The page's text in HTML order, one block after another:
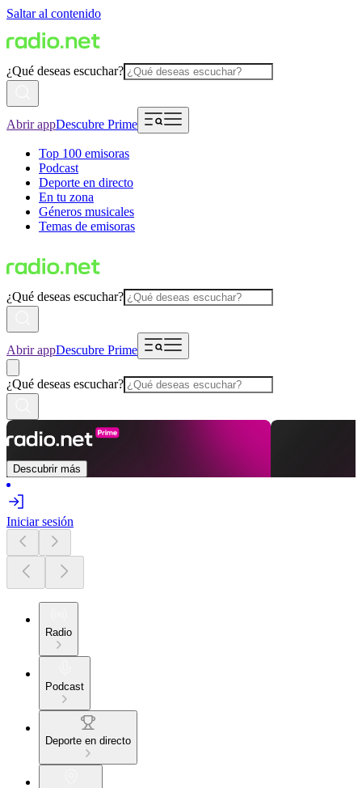
Saltar al contenido
¿Qué deseas escuchar?
Abrir appDescubre Prime
Top 100 emisoras
Podcast
Deporte en directo
En tu zona
Géneros musicales
Temas de emisoras
¿Qué deseas escuchar?
Abrir appDescubre Prime
¿Qué deseas escuchar?
Descubrir más
Iniciar sesión
Radio
Podcast
Deporte en directo